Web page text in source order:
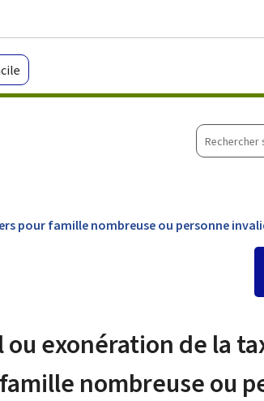
sur
pour famille nombreuse ou personne
exonération de la
nombreuse ou